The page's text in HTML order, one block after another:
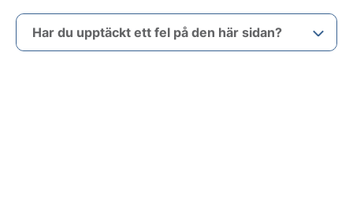
Har du upptäckt ett fel på den här sidan?